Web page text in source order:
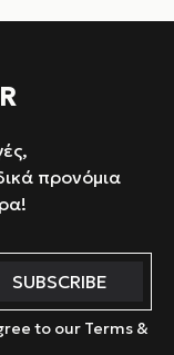
προνόμια
to our Terms &